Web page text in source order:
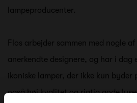
lampeproducenter.
Flos arbejder sammen med nogle
anerkendte designere, og har i
ikoniske lamper, der ikke kun byder
også høj kvalitet og rigtig gode